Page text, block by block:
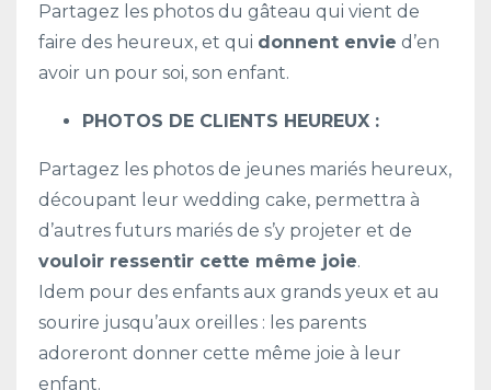
Partagez les photos du gâteau qui vient de
faire des heureux, et qui donnent envie d’en
avoir un pour soi, son enfant.
PHOTOS DE CLIENTS HEUREUX :
Partagez les photos de jeunes mariés heureux,
découpant leur wedding cake, permettra à
d’autres futurs mariés de s’y projeter et de
vouloir ressentir cette même joie.
Idem pour des enfants aux grands yeux et au
sourire jusqu’aux oreilles : les parents
adoreront donner cette même joie à leur
enfant.